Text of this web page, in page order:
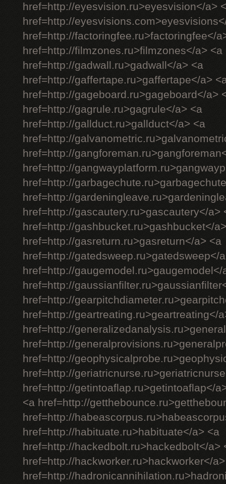
href=http://eyesvision.ru>eyesvision</a>
href=http://
href=http://factoringfee.ru>factoringfee</
href=http://filmzones.ru>filmzones</a> <a
href=http://gadwall.ru>gadwall</a> <a
href=http://gaffertape.ru>gaffertape</a>
href=http://gageboard.ru>gageboard</a>
href=http://gagrule.ru>gagrule</a> <a
href=http://gallduct.ru>gallduct</a> <a
href=http://
href=http://
href=http://
href=http://
href=http://
href=http://gascautery.ru>gascautery</a>
href=http://gashbucket.ru>gashbucket</
href=http://gasreturn.ru>gasreturn</a> <a
href=http://gatedsweep.ru>gatedsweep</
href=http://gaugemodel.ru>gaugemodel</
href=http://
href=http://
href=http://geartreating.ru>geartreating</
href=http://
href=http://
href=http://
href=http://
href=http://getintoaflap.ru>getintoaflap</
<a href=http://
href=http://
href=http://habituate.ru>habituate</a> <a
href=http://hackedbolt.ru>hackedbolt</a>
href=http://hackworker.ru>hackworker</
href=http://